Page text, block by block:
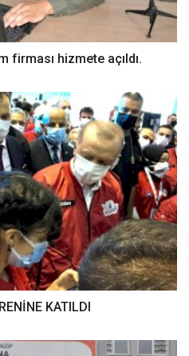
firması hizmete açıldı.
KATILDI